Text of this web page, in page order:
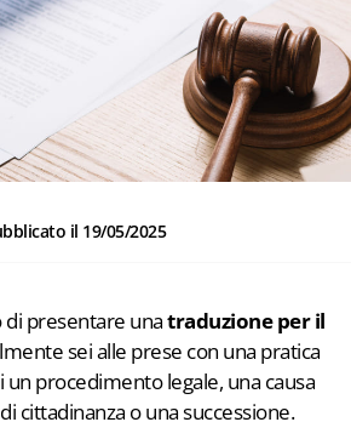
il 19/05/2025
di presentare unatraduzione per il
sei alle prese con una pratica
procedimento legale, una causa
cittadinanza o una successione.